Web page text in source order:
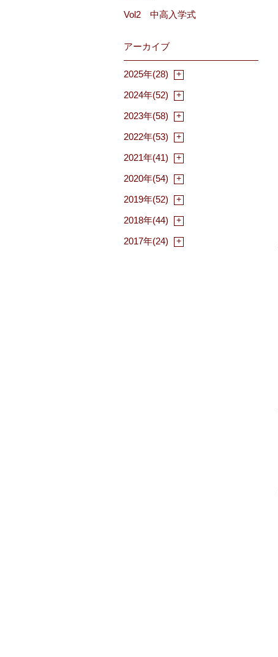
Vol2 中高入学式
アーカイブ
2025年(28)
2024年(52)
2023年(58)
2022年(53)
2021年(41)
2020年(54)
2019年(52)
2018年(44)
2017年(24)